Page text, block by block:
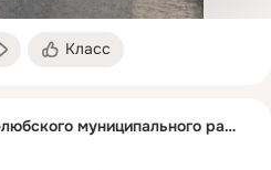
Класс
Администрация Перелюбского муниципального района